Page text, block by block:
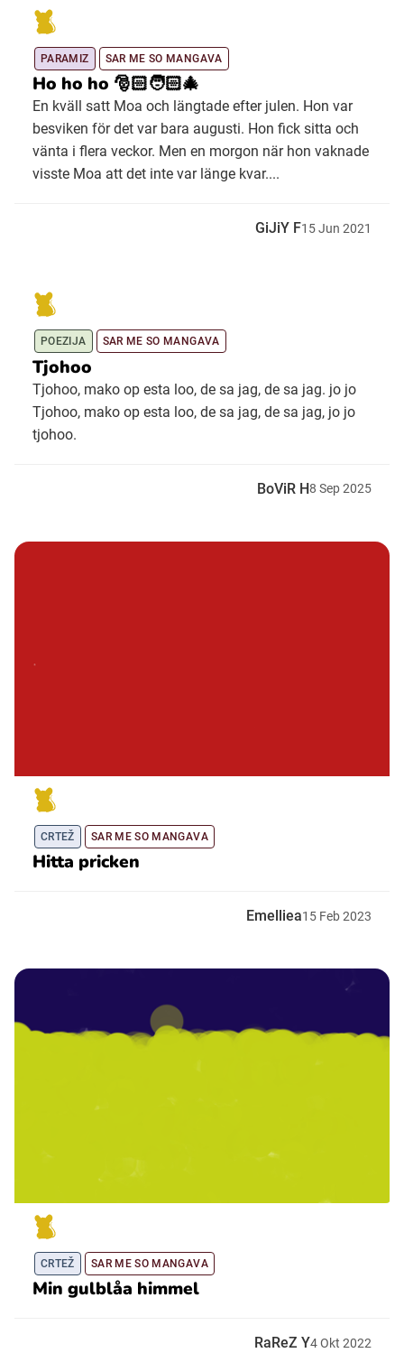
PARAMIZ SAR ME SO MANGAVA
Ho ho ho 🎅🏻🧑🏻‍🎄
En kväll satt Moa och längtade efter julen. Hon var
besviken för det var bara augusti. Hon fick sitta och
vänta i flera veckor. Men en morgon när hon vaknade
visste Moa att det inte var länge kvar....
GiJiY F15Jun 2021
POEZIJA SAR ME SO MANGAVA
Tjohoo
Tjohoo, mako op esta loo, de sa jag, de sa jag. jo jo
Tjohoo, mako op esta loo, de sa jag, de sa jag, jo jo
tjohoo.
BoViR H8 Sep2025
CRTEŽ SAR ME SO MANGAVA
Hitta pricken
Emelliea15 Feb2023
CRTEŽ SAR ME SO MANGAVA
Min gulblåa himmel
RaReZ Y4Okt 2022